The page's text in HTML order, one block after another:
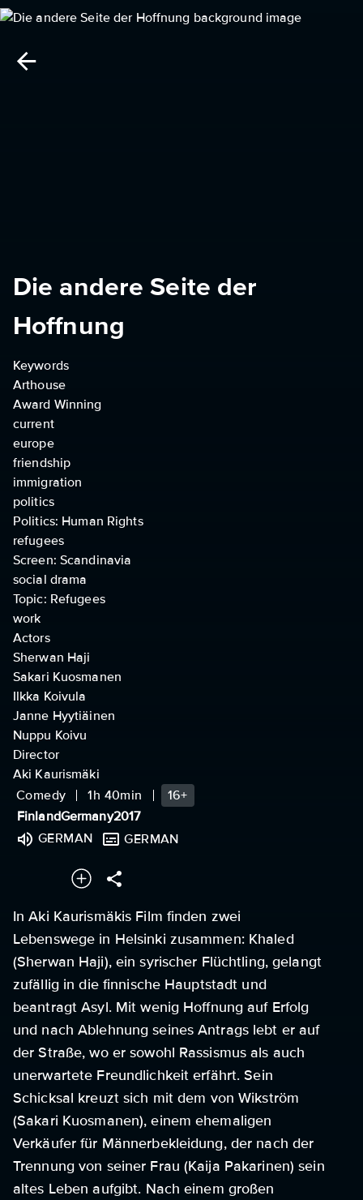
Die andere Seite der
Hoffnung
Keywords
Arthouse
Award Winning
current
europe
friendship
immigration
politics
Politics: Human Rights
refugees
Screen: Scandinavia
social drama
Topic: Refugees
work
Actors
Sherwan Haji
Sakari Kuosmanen
Ilkka Koivula
Janne Hyytiäinen
Nuppu Koivu
Director
Aki Kaurismäki
Comedy
1h 40min
16+
FinlandGermany2017
GERMAN
GERMAN
In Aki Kaurismäkis Film finden zwei
Lebenswege in Helsinki zusammen: Khaled
(Sherwan Haji), ein syrischer Flüchtling, gelangt
zufällig in die finnische Hauptstadt und
beantragt Asyl. Mit wenig Hoffnung auf Erfolg
und nach Ablehnung seines Antrags lebt er auf
der Straße, wo er sowohl Rassismus als auch
unerwartete Freundlichkeit erfährt. Sein
Schicksal kreuzt sich mit dem von Wikström
(Sakari Kuosmanen), einem ehemaligen
Verkäufer für Männerbekleidung, der nach der
Trennung von seiner Frau (Kaija Pakarinen) sein
altes Leben aufgibt. Nach einem großen